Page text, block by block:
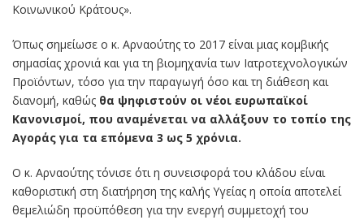
Κοινωνικού Κράτους».
Όπως σημείωσε ο κ. Αρναούτης το 2017 είναι μιας κομβικής
σημασίας χρονιά και για τη βιομηχανία των Ιατροτεχνολογικών
Προϊόντων, τόσο για την παραγωγή όσο και τη διάθεση και
διανομή, καθώς θα ψηφιστούν οι νέοι ευρωπαϊκοί
Κανονισμοί, που αναμένεται να αλλάξουν το τοπίο της
Αγοράς για τα επόμενα 3 ως 5 χρόνια.
Ο κ. Αρναούτης τόνισε ότι η συνεισφορά του κλάδου είναι
καθοριστική στη διατήρηση της καλής Υγείας η οποία αποτελεί
θεμελιώδη προϋπόθεση για την ενεργή συμμετοχή του